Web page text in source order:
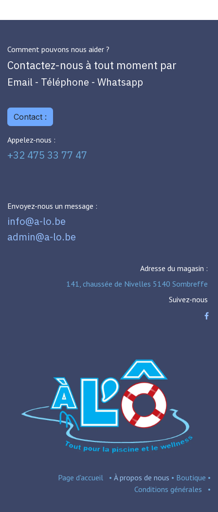
Comment pouvons nous aider ?
Contactez-nous à tout moment par
Email - Téléphone - Whatsapp
Contact :
Appelez-nous :
+32 475 33 77 47
Envoyez-nous un message :
info@a-lo.be
admin@a-lo.be
Adresse du magasin :
141, chaussée de Nivelles 5140 Sombreffe
Suivez-nous
Page d'accueil • À propos de nous • Boutique •
Conditions générales •